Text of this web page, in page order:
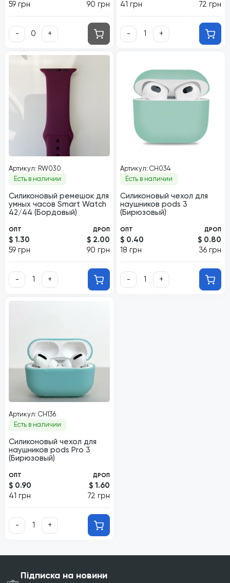
59 грн
90 грн
- +
41 грн
72 грн
- +
Артикул: RW030
Есть в наличии
Силиконовый ремешок для
умных часов Smart Watch
42/44 (Бордовый)
ОПТ
$ 1.30
59 грн
ДРОП
$ 2.00
90 грн
- +
Артикул: CH034
Есть в наличии
Силиконовый чехол для
наушников pods 3
(Бирюзовый)
ОПТ
$ 0.40
18 грн
ДРОП
$ 0.80
36 грн
- +
Артикул: CH136
Есть в наличии
Силиконовый чехол для
наушников pods Pro 3
(Бирюзовый)
ОПТ
$ 0.90
41 грн
ДРОП
$ 1.60
72 грн
- +
Підписка на новини